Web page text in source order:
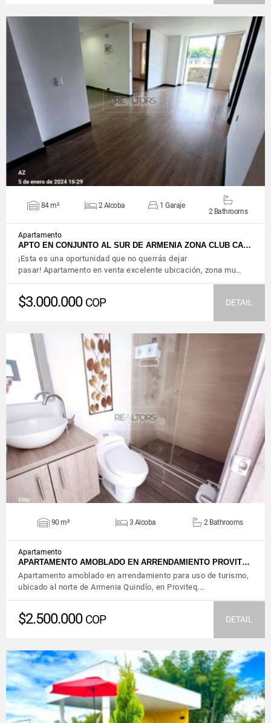
VIEW DETAILS
84 m² 2 Alcoba 1 Garaje
2 Bathrooms
Apartamento
APTO EN CONJUNTO AL SUR DE ARMENIA ZONA CLUB CA…
¡Esta es una oportunidad que no querrás dejar
pasar! Apartamento en venta excelente ubicación, zona mu…
$3.000.000 COP DETAIL
VIEW DETAILS
90 m² 3 Alcoba 2 Bathrooms
Apartamento
APARTAMENTO AMOBLADO EN ARRENDAMIENTO PROVIT…
Apartamento amoblado en arrendamiento para uso de turismo,
ubicado al norte de Armenia Quindío, en Proviteq.…
$2.500.000 COP DETAIL